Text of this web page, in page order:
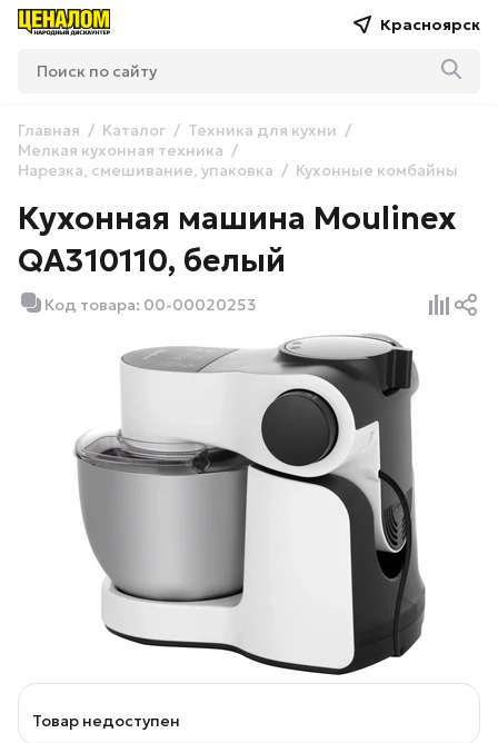
Красноярск
Главная Каталог
Техника для кухни
Мелкая кухонная техника
Нарезка, смешивание, упаковка
Кухонные комбайны
Кухонная машина Moulinex
QA310110, белый
Код товара: 00-00020253
Товар недоступен